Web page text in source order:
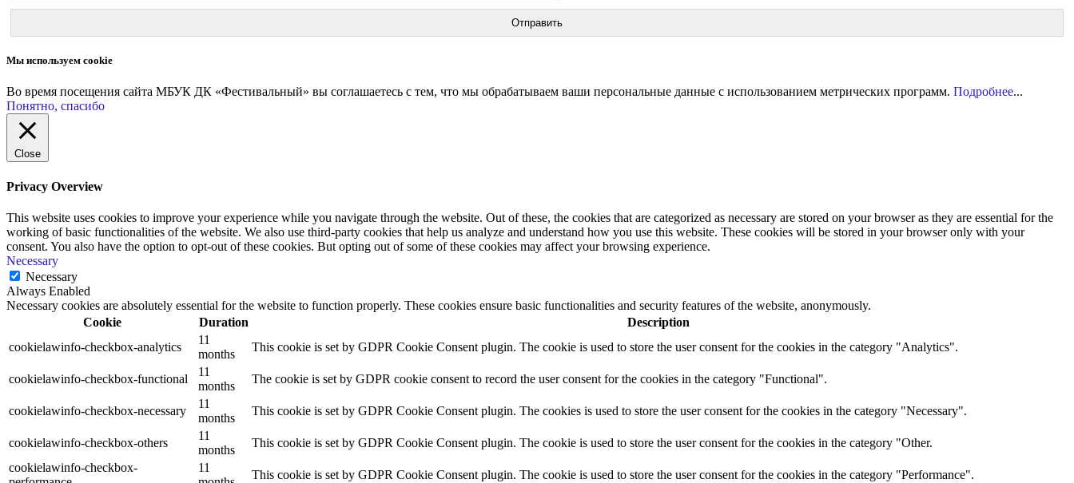
Мы используем cookie
Во время посещения сайта МБУК ДК «Фестивальный» вы соглашаетесь с тем, что мы обрабатываем ваши персональные данные с использованием метрических программ. Подробнее...
Понятно, спасибо
Close
Privacy Overview
This website uses cookies to improve your experience while you navigate through the website. Out of these, the cookies that are categorized as necessary are stored on your browser as they are essential for the
working of basic functionalities of the website. We also use third-party cookies that help us analyze and understand how you use this website. These cookies will be stored in your browser only with your
consent. You also have the option to opt-out of these cookies. But opting out of some of these cookies may affect your browsing experience.
Necessary
Necessary
Always Enabled
Necessary cookies are absolutely essential for the website to function properly. These cookies ensure basic functionalities and security features of the website, anonymously.
Cookie
Duration
Description
cookielawinfo-checkbox-analytics
11
months
This cookie is set by GDPR Cookie Consent plugin. The cookie is used to store the user consent for the cookies in the category "Analytics".
cookielawinfo-checkbox-functional
11
months
The cookie is set by GDPR cookie consent to record the user consent for the cookies in the category "Functional".
cookielawinfo-checkbox-necessary
11
months
This cookie is set by GDPR Cookie Consent plugin. The cookies is used to store the user consent for the cookies in the category "Necessary".
cookielawinfo-checkbox-others
11
months
This cookie is set by GDPR Cookie Consent plugin. The cookie is used to store the user consent for the cookies in the category "Other.
cookielawinfo-checkbox-
11
This cookie is set by GDPR Cookie Consent plugin. The cookie is used to store the user consent for the cookies in the category "Performance".